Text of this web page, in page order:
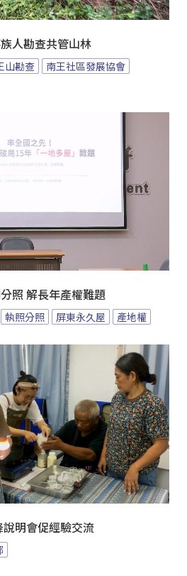
人勘查共管山林
山勘查
南王社區發展協會
照 解長年產權難題
執照分照 屏東永久屋 產地權
明會促經驗交流